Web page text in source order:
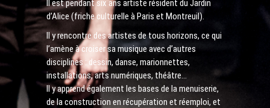
Il est pendant six ans artiste résident du Jardin
d’Alice (friche culturelle à Paris et Montreuil).
Il y rencontre des artistes de tous horizons, ce qui
l’amène à croiser sa musique avec d’autres
disciplines : dessin, danse, marionnettes,
installations, arts numériques, théâtre…
Il y apprend également les bases de la menuiserie,
de la construction en récupération et réemploi, et